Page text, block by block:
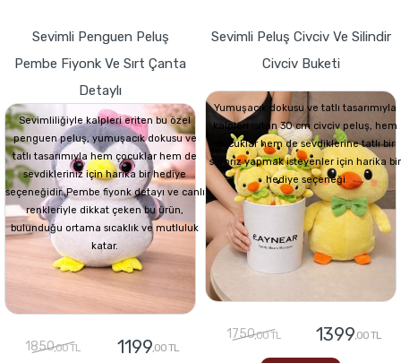
Sevimli Penguen Peluş
Pembe Fiyonk Ve Sırt Çanta
Detaylı
Sevimliliğiyle kalpleri eriten bu özel
penguen peluş, yumuşacık dokusu ve
tatlı tasarımıyla hem çocuklar hem de
sevdikleriniz için harika bir hediye
seçeneğidir. Pembe fiyonk detayı ve canlı
renkleriyle dikkat çeken bu ürün,
bulunduğu ortama sıcaklık ve mutluluk
katar.
1850,00 TL 1199,00 TL
Sevimli Peluş Civciv Ve Silindir
Civciv Buketi
Yumuşacık dokusu ve tatlı tasarımıyla
kalpleri ısıtan 30 cm civciv peluş, hem
çocuklar hem de sevdiklerine tatlı bir
sürpriz yapmak isteyenler için harika bir
hediye seçeneği
1750,00 TL 1399,00 TL